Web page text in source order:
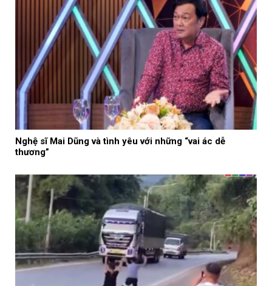
Nghệ sĩ Mai Dũng và tình yêu với những “vai ác dễ
thương”